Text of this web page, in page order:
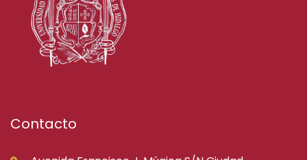
Contacto